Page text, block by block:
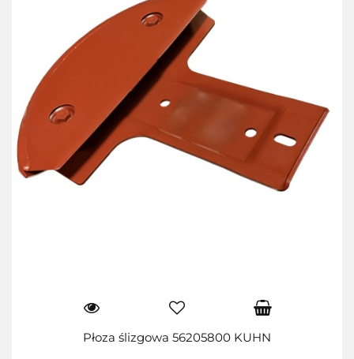
Płoza ślizgowa 56205800 KUHN